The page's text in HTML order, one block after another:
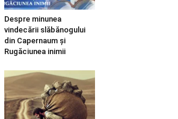
Despre minunea
vindecării slăbănogului
din Capernaum și
Rugăciunea inimii